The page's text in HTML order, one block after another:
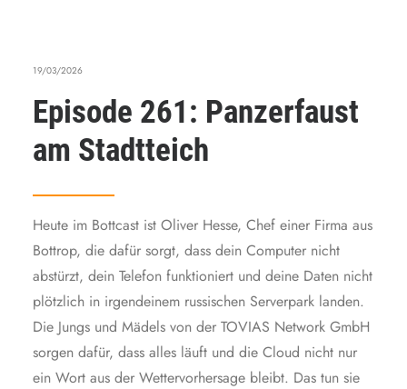
19/03/2026
Episode 261: Panzerfaust
am Stadtteich
Heute im Bottcast ist Oliver Hesse, Chef einer Firma aus
Bottrop, die dafür sorgt, dass dein Computer nicht
abstürzt, dein Telefon funktioniert und deine Daten nicht
plötzlich in irgendeinem russischen Serverpark landen.
Die Jungs und Mädels von der TOVIAS Network GmbH
sorgen dafür, dass alles läuft und die Cloud nicht nur
ein Wort aus der Wettervorhersage bleibt. Das tun sie